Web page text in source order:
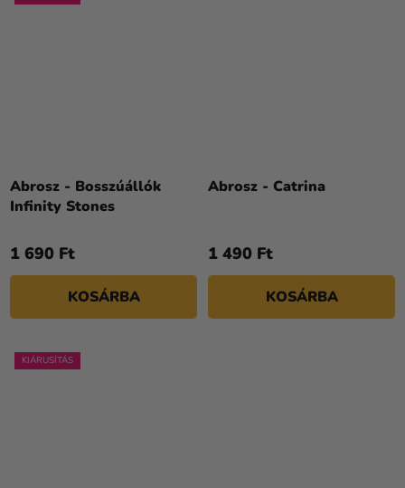
Abrosz - Bosszúállók
Infinity Stones
1 690 Ft
KOSÁRBA
Abrosz - Catrina
1 490 Ft
KOSÁRBA
KIÁRUSÍTÁS